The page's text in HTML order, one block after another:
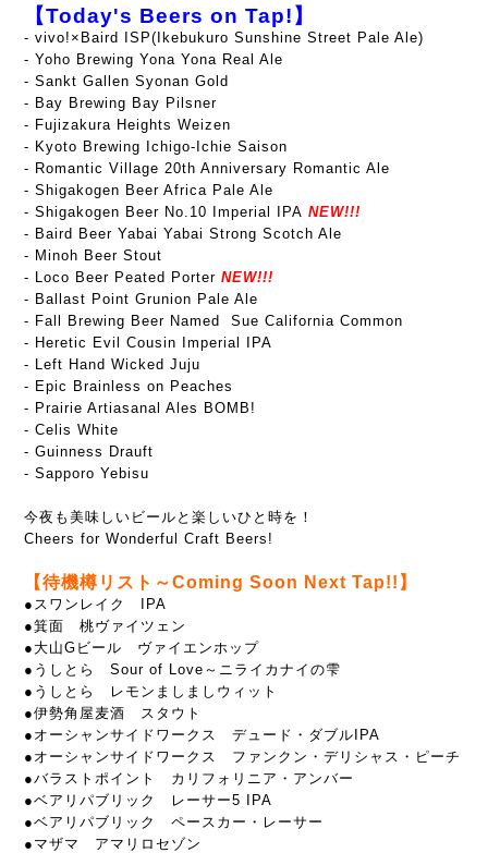
【Today's Beers on Tap!】
- vivo!×Baird ISP(Ikebukuro Sunshine Street Pale Ale)
- Yoho Brewing Yona Yona Real Ale
- Sankt Gallen Syonan Gold
- Bay Brewing Bay Pilsner
- Fujizakura Heights Weizen
- Kyoto Brewing Ichigo-Ichie Saison
- Romantic Village 20th Anniversary Romantic Ale
- Shigakogen Beer Africa Pale Ale
- Shigakogen Beer No.10 Imperial IPA NEW!!!
- Baird Beer Yabai Yabai Strong Scotch Ale
- Minoh Beer Stout
- Loco Beer Peated Porter NEW!!!
- Ballast Point Grunion Pale Ale
- Fall Brewing Beer Named Sue California Common
- Heretic Evil Cousin Imperial IPA
- Left Hand Wicked Juju
- Epic Brainless on Peaches
- Prairie Artiasanal Ales BOMB!
- Celis White
- Guinness Drauft
- Sapporo Yebisu
今夜も美味しいビールと楽しいひと時を！
Cheers for Wonderful Craft Beers!
【待機樽リスト～Coming Soon Next Tap!!】
●スワンレイク IPA
●箕面 桃ヴァイツェン
●大山Gビール ヴァイエンホップ
●うしとら Sour of Love～ニライカナイの雫
●うしとら レモンましましウィット
●伊勢角屋麦酒 スタウト
●オーシャンサイドワークス デュード・ダブルIPA
●オーシャンサイドワークス ファンクン・デリシャス・ピーチ
●バラストポイント カリフォリニア・アンバー
●ベアリパブリック レーサー5 IPA
●ベアリパブリック ペースカー・レーサー
●マザマ アマリロセゾン